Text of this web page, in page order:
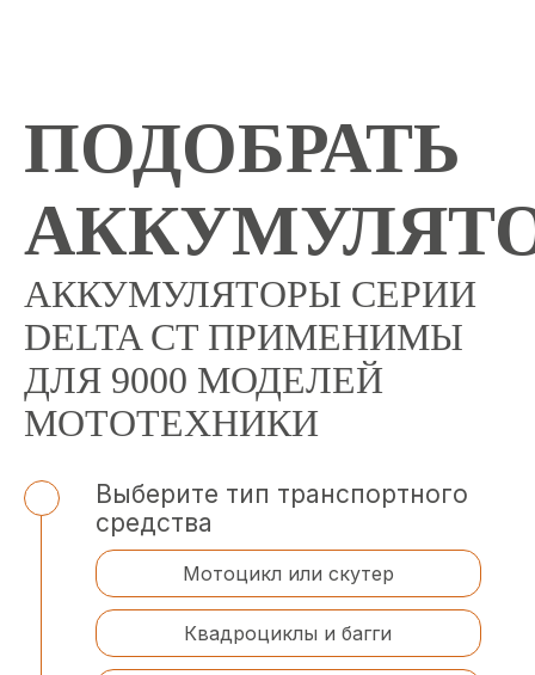
ПОДОБРАТЬ
АККУМУЛЯТОРЫ СЕРИИ
DELTA CT ПРИМЕНИМЫ
ДЛЯ 9000 МОДЕЛЕЙ
МОТОТЕХНИКИ
Выберите тип транспортного
средства
Мотоцикл или скутер
Квадроциклы и багги